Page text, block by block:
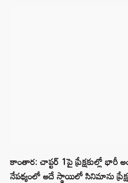
కాంతార: చాప్టర్‌ 1పై ప్రేక్షకుల్లో
నేపథ్యంలో అదే స్థాయిలో సినిమాను